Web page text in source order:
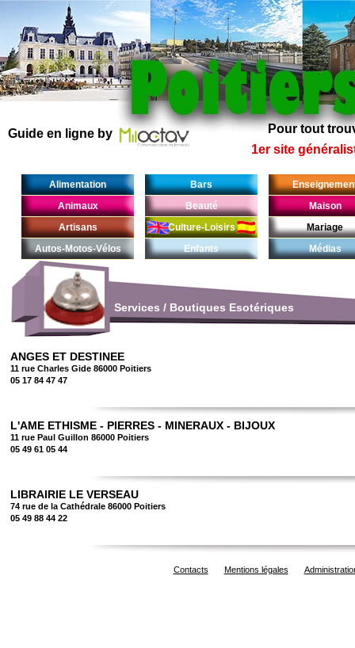
Pour tout
1er site
Guide en ligne by
Alimentation
Animaux
Artisans
Autos-Motos-Vélos
Bars
Beauté
Culture-Loisirs
Enfants
Maison
Mariage
Médias
Services / Boutiques Esotériques
ANGES ET DESTINEE
11 rue Charles Gide 86000 Poitiers
05 17 84 47 47
L'AME ETHISME - PIERRES - MINERAUX - BIJOUX
11 rue Paul Guillon 86000 Poitiers
05 49 61 05 44
LIBRAIRIE LE VERSEAU
74 rue de la Cathédrale 86000 Poitiers
05 49 88 44 22
Contacts Mentions légales